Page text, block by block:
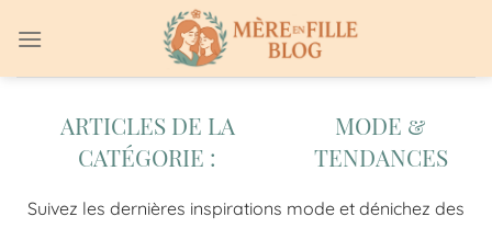
au
MODE &
TENDANCES
Suivez les dernières inspirations mode et dénichez des